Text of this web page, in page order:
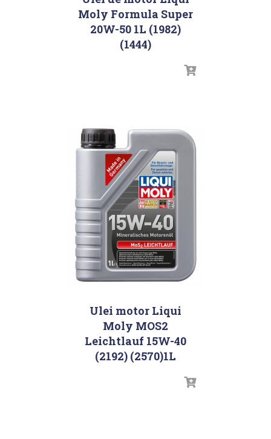
Moly Formula Super
20W-50 1L (1982)
(1444)
Ulei motor Liqui
Moly MOS2
Leichtlauf 15W-40
(2192) (2570)1L